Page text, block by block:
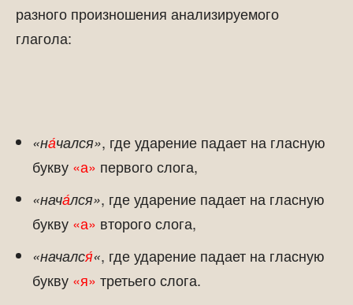
разного произношения анализируемого
глагола:
«на́чался», где ударение падает на гласную
букву «а» первого слога,
«нача́лся», где ударение падает на гласную
букву «а» второго слога,
«начался́«, где ударение падает на гласную
букву «я» третьего слога.